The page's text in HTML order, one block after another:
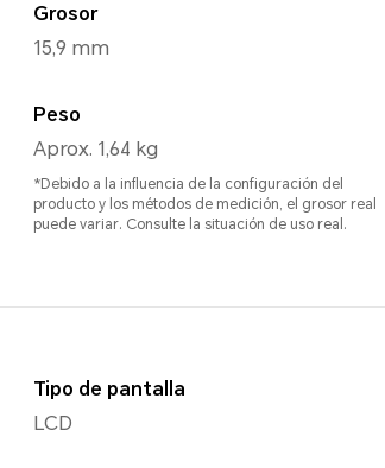
Grosor
15,9 mm
Peso
Aprox. 1,64 kg
*Debido a la influencia de la configuración del
producto y los métodos de medición, el grosor real
puede variar. Consulte la situación de uso real.
Tipo de pantalla
LCD